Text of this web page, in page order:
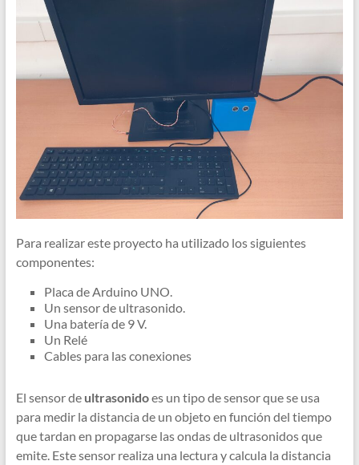
Para realizar este proyecto ha utilizado los siguientes
componentes:
Placa de Arduino UNO.
Un sensor de ultrasonido.
Una batería de 9 V.
Un Relé
Cables para las conexiones
El sensor de ultrasonidoes un tipo de sensor que se usa
para medir la distancia de un objeto en función del tiempo
que tardan en propagarse las ondas de ultrasonidos que
emite. Este sensor realiza una lectura y calcula la distancia